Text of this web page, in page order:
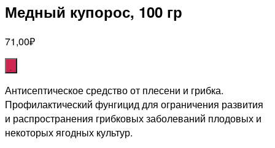
Медный купорос, 100 гр
71,00₽
Антисептическое средство от плесени и грибка.
Профилактический фунгицид для ограничения развития
и распространения грибковых заболеваний плодовых и
некоторых ягодных культур.